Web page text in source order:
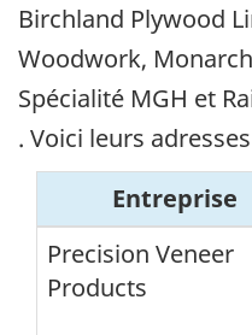
Birchland Plywood
Woodwork,
Spécialité MGH et
. Voici leurs
Entreprise
Precision Veneer
Products